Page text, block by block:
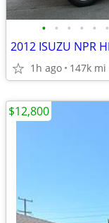
• • • • • •
1h ago 147k mi
$12,800